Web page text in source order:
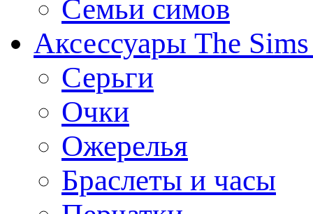
Семьи симов
Аксессуары The
Серьги
Очки
Ожерелья
Браслеты и часы